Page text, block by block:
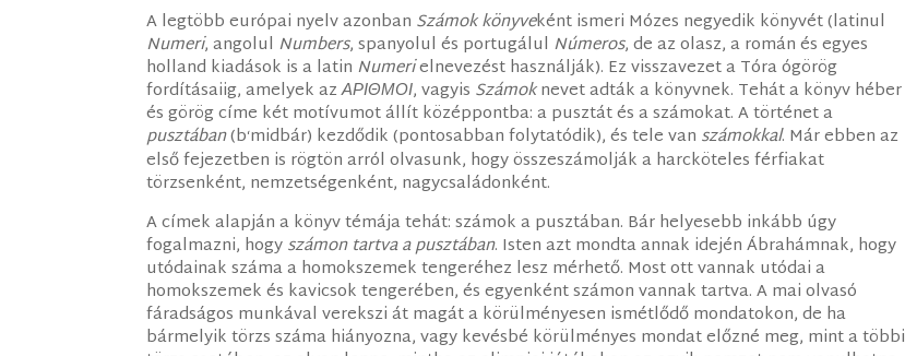
A legtöbb európai nyelv azonban Számok könyveként ismeri Mózes negyedik könyvét (latinul
Numeri, angolul Numbers, spanyolul és portugálul Números, de az olasz, a román és egyes
holland kiadások is a latin Numerielnevezést használják). Ez visszavezet a Tóra ógörög
fordításaiig, amelyek azΑΡΙΘΜΟΙ, vagyis Számoknevet adták a könyvnek. Tehát a könyv héber
és görög címe két motívumot állít középpontba: a pusztát és a számokat. A történet a
pusztában(b‘midbár) kezdődik (pontosabban folytatódik), és tele van számokkal. Már ebben az
első fejezetben is rögtön arról olvasunk, hogy összeszámolják a harcköteles férfiakat
törzsenként, nemzetségenként, nagycsaládonként.
A címek alapján a könyv témája tehát: számok a pusztában. Bár helyesebb inkább úgy
fogalmazni, hogyszámon tartva a pusztában. Isten azt mondta annak idején Ábrahámnak, hogy
utódainak száma a homokszemek tengeréhez lesz mérhető. Most ott vannak utódai a
homokszemek és kavicsok tengerében, és egyenként számon vannak tartva. A mai olvasó
fáradságos munkával verekszi át magát a körülményesen ismétlődő mondatokon, de ha
bármelyik törzs száma hiányozna, vagy kevésbé körülményes mondat előzné meg, mint a többi